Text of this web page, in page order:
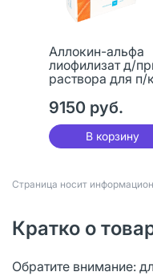
Аллокин-альфа
лиофилизат д/
раствора для п/к
9150 руб.
В корзину
Страница носит
Кратко о
Обратите внимание: